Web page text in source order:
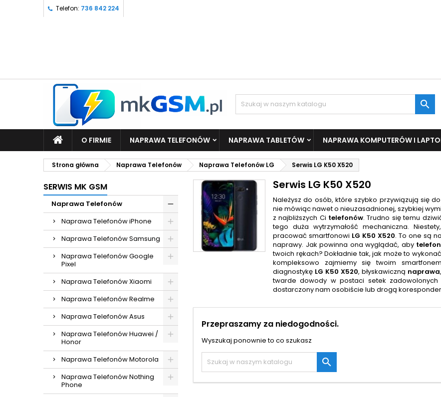
Telefon: 736 842 224

O FIRMIE NAPRAWA TELEFONÓW NAPRAWA TABLETÓW NAPRAWA KOMPUTERÓW I
Strona główna Naprawa Telefonów Naprawa Telefonów LG Serwis LG K50 X520
SERWIS MK GSM
Naprawa Telefonów
Naprawa Telefonów iPhone
Naprawa Telefonów Samsung
Naprawa Telefonów Google
Pixel
Naprawa Telefonów Xiaomi
Naprawa Telefonów Realme
Naprawa Telefonów Asus
Naprawa Telefonów Huawei /
Honor
Naprawa Telefonów Motorola
Naprawa Telefonów Nothing
Phone
Serwis LG K50 X520
Należysz do osób, które szybko przywiązują się
nie mówiąc nawet o nieuzasadnionej, szybkiej
z najbliższych Ci telefonów. Trudno się temu
tego duża wytrzymałość mechaniczna.
pracować smartfonowi LG K50 X520. To one są
naprawy. Jak powinna ona wyglądać, aby telefon
twoich rękach? Dokładnie tak, jak może to
kompleksowo zajmiemy się twoim
diagnostykę LG K50 X520, błyskawiczną naprawa
twarde dowody w postaci setek zadowolonych
dostarczony nam osobiście lub drogą
Przepraszamy za niedogodności.
Wyszukaj ponownie to co szukasz
